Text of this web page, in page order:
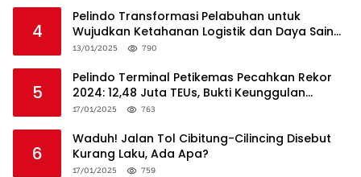
4
Pelindo Transformasi Pelabuhan untuk
Wujudkan Ketahanan Logistik dan Daya Saing
Global
13/01/2025 790
5
Pelindo Terminal Petikemas Pecahkan Rekor
2024: 12,48 Juta TEUs, Bukti Keunggulan
Logistik Nasional
17/01/2025 763
6
Waduh! Jalan Tol Cibitung-Cilincing Disebut
Kurang Laku, Ada Apa?
17/01/2025 759